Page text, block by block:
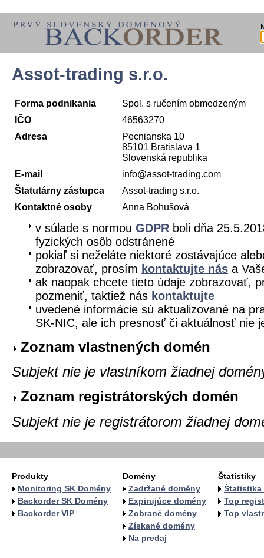
Assot-trading s.r.o.
Forma podnikania
Spol. s ručením obmedzeným
IČO
46563270
Adresa
Pecnianska 10
85101 Bratislava 1
Slovenská republika
E-mail
info@assot-trading.com
Štatutárny zástupca
Assot-trading s.r.o.
Kontaktné osoby
Anna Bohušová
v súlade s normou GDPR boli dňa
fyzických osôb odstránené
pokiaľ si neželáte niektoré zostávajúce
zobrazovať, prosím kontaktujte nás a
ak naopak chcete tieto údaje zobrazovať,
pozmeniť, taktiež nás kontaktujte
uvedené informácie sú aktualizované na
SK-NIC, ale ich presnosť či aktuálnosť nie
Zoznam vlastnených domén
Subjekt nie je vlastníkom žiadnej
Zoznam registrátorských domén
Subjekt nie je registrátorom žiadnej
Produkty
Monitoring SK Domény
Backorder SK Domény
Backorder VIP
Domény
Zadržané domény
Expirujúce domény
Zobrané domény
Získané domény
Na predaj
Štatistiky
Štatistika
Top
Top